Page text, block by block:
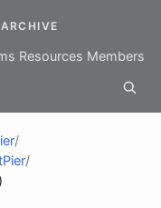
ARCHIVE
Resources Members
/
/